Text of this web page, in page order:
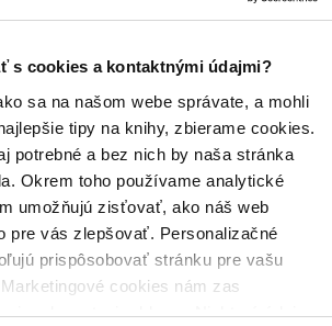
s cookies a kontaktnými údajmi?
sa na našom webe správate, a mohli
tipy na knihy, zbierame cookies.
potrebné a bez nich by naša stránka
Okrem toho používame analytické
umožňujú zisťovať, ako náš web
pre vás zlepšovať. Personalizačné
prispôsobovať stránku pre vašu
cookies nám zas
relevantnej reklamy. Niektoré údaje